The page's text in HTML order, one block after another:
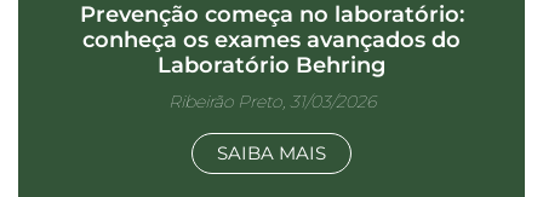
Prevenção começa no laboratório:
conheça os exames avançados do
Laboratório Behring
Ribeirão Preto, 31/03/2026
SAIBA MAIS